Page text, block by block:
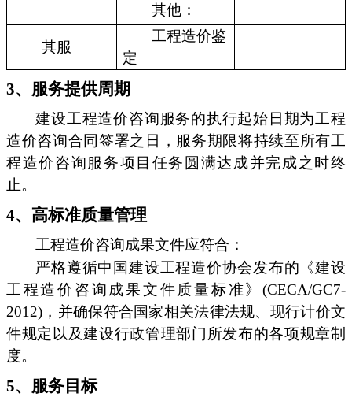
其他：
其服
工程造价鉴
定
3、服务提供周期
建设工程造价咨询服务的执行起始日期为工程
造价咨询合同签署之日，服务期限将持续至所有工
程造价咨询服务项目任务圆满达成并完成之时终
止。
4、高标准质量管理
工程造价咨询成果文件应符合：
严格遵循中国建设工程造价协会发布的《建设
工程造价咨询成果文件质量标准》(CECA/GC7-
2012)，并确保符合国家相关法律法规、现行计价文
件规定以及建设行政管理部门所发布的各项规章制
度。
5、服务目标